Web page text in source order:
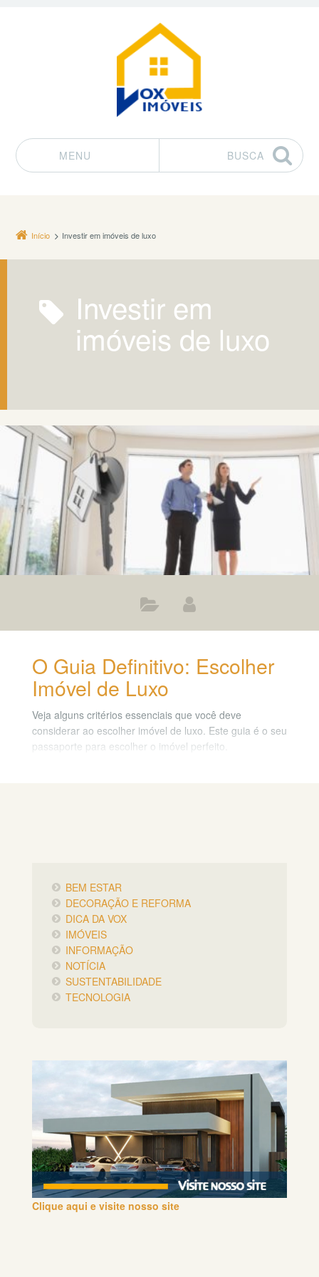
MENU
BUSCA
Início Investir em imóveis de luxo
Investir em
imóveis de luxo
O Guia Definitivo: Escolher
Imóvel de Luxo
Veja alguns critérios essenciais que você deve
considerar ao escolher imóvel de luxo. Este guia é o seu
passaporte para escolher o imóvel perfeito.
BEM ESTAR
DECORAÇÃO E REFORMA
DICA DA VOX
IMÓVEIS
INFORMAÇÃO
NOTÍCIA
SUSTENTABILIDADE
TECNOLOGIA
Clique aqui e visite nosso site